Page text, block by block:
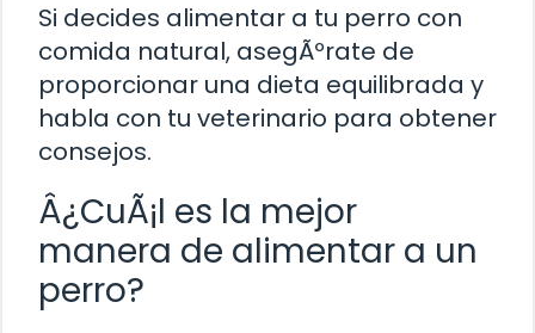
Si decides alimentar a tu perro con
comida natural, asegÃºrate de
proporcionar una dieta equilibrada y
habla con tu veterinario para obtener
consejos.
Â¿CuÃ¡l es la mejor
manera de alimentar a un
perro?